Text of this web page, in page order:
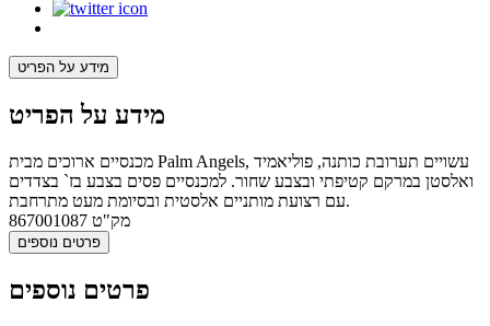
מידע על הפריט
מידע על הפריט
מכנסיים ארוכים מבית Palm Angels, עשויים תערובת כותנה, פוליאמיד
ואלסטן במרקם קטיפתי ובצבע שחור. למכנסיים פסים בצבע בז` בצדדים
עם רצועת מותניים אלסטית ובסיומת מעט מתרחבת.
מק"ט 867001087
פרטים נוספים
פרטים נוספים